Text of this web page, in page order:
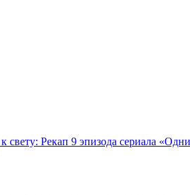
свету: Рекап 9 эпизода сериала